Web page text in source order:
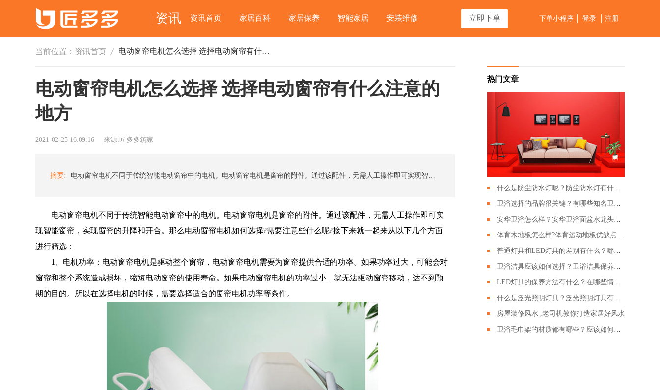
资讯 资讯首页 家居百科 家居保养 智能家居 安装维修 立即下单 下单小程序 登录 注册
当前位置： 资讯首页 电动窗帘电机怎么选择 选择电动窗帘有什么注意的地方
电动窗帘电机怎么选择 选择电动窗帘有什么注意的
地方
2021-02-25 16:09:16 来源:匠多多筑家
摘要: 电动窗帘电机不同于传统智能电动窗帘中的电机。电动窗帘电机是窗帘的附件。通过该配件，无需人工操作即可实现智能窗帘，实现窗帘的升降和开合。那么电动窗帘电机如何选择?需要注意些什么呢?接下来就一起来从以下几个方面进行筛选：
电动窗帘电机不同于传统智能电动窗帘中的电机。电动窗帘电机是窗帘的附件。通过该配件，无需人工操作即可实
现智能窗帘，实现窗帘的升降和开合。那么电动窗帘电机如何选择?需要注意些什么呢?接下来就一起来从以下几个方面
进行筛选：
1、电机功率：电动窗帘电机是驱动整个窗帘，电动窗帘电机需要为窗帘提供合适的功率。如果功率过大，可能会对
窗帘和整个系统造成损坏，缩短电动窗帘的使用寿命。如果电动窗帘电机的功率过小，就无法驱动窗帘移动，达不到预
期的目的。所以在选择电机的时候，需要选择适合的窗帘电机功率等条件。
热门文章
什么是防尘防水灯呢？防尘防水灯有什么特点？
安华卫浴怎么样？安华卫浴面盆水龙头应该如何搭配？
普通灯具和LED灯具的差别有什么？哪种LED灯具更好呢？
卫浴洁具应该如何选择？卫浴洁具保养的时候需要注意哪些？
LED灯具的保养方法有什么？在哪些情况下回损坏？
什么是泛光照明灯具？泛光照明灯具有什么作用？
房屋装修风水 ,老司机教你打造家居好风水
卫浴毛巾架的材质都有哪些？应该如何挑选卫浴毛巾架？